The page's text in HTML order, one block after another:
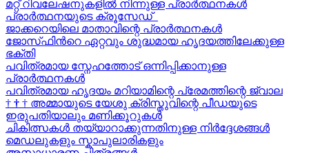
മറ്റ് റിവലേഷനുകളിൽ നിന്നുള്ള പ്രാർത്ഥനകൾ
പ്രാർത്ഥനയുടെ ക്രൂസേഡ്
ജാക്കറെയിലെ മാതാവിന്റെ പ്രാർത്ഥനകൾ
ജോസ്‌ഫിന്‍റെ ഏറ്റവും ശുദ്ധമായ ഹൃദയത്തിലേക്കുള്ള
ഭക്തി
പവിത്രമായ സ്നേഹത്തോട് ഒന്നിപ്പിക്കാനുള്ള
പ്രാർത്ഥനകള്‍
പവിത്രമായ ഹൃദയം മറിയാമിന്റെ പ്രേമത്തിന്റെ ജ്വാല
† † † അമ്മായുടെ യേശു ക്രിസ്തുവിന്റെ പീഡയുടെ
ഇരുപതിയാലും മണിക്കൂറുകള്‍
ചികിത്സകൾ തയ്യാറാക്കുന്നതിനുള്ള നിർദ്ദേശങ്ങൾ
മെഡലുകളും സ്കാപുലാരികളും